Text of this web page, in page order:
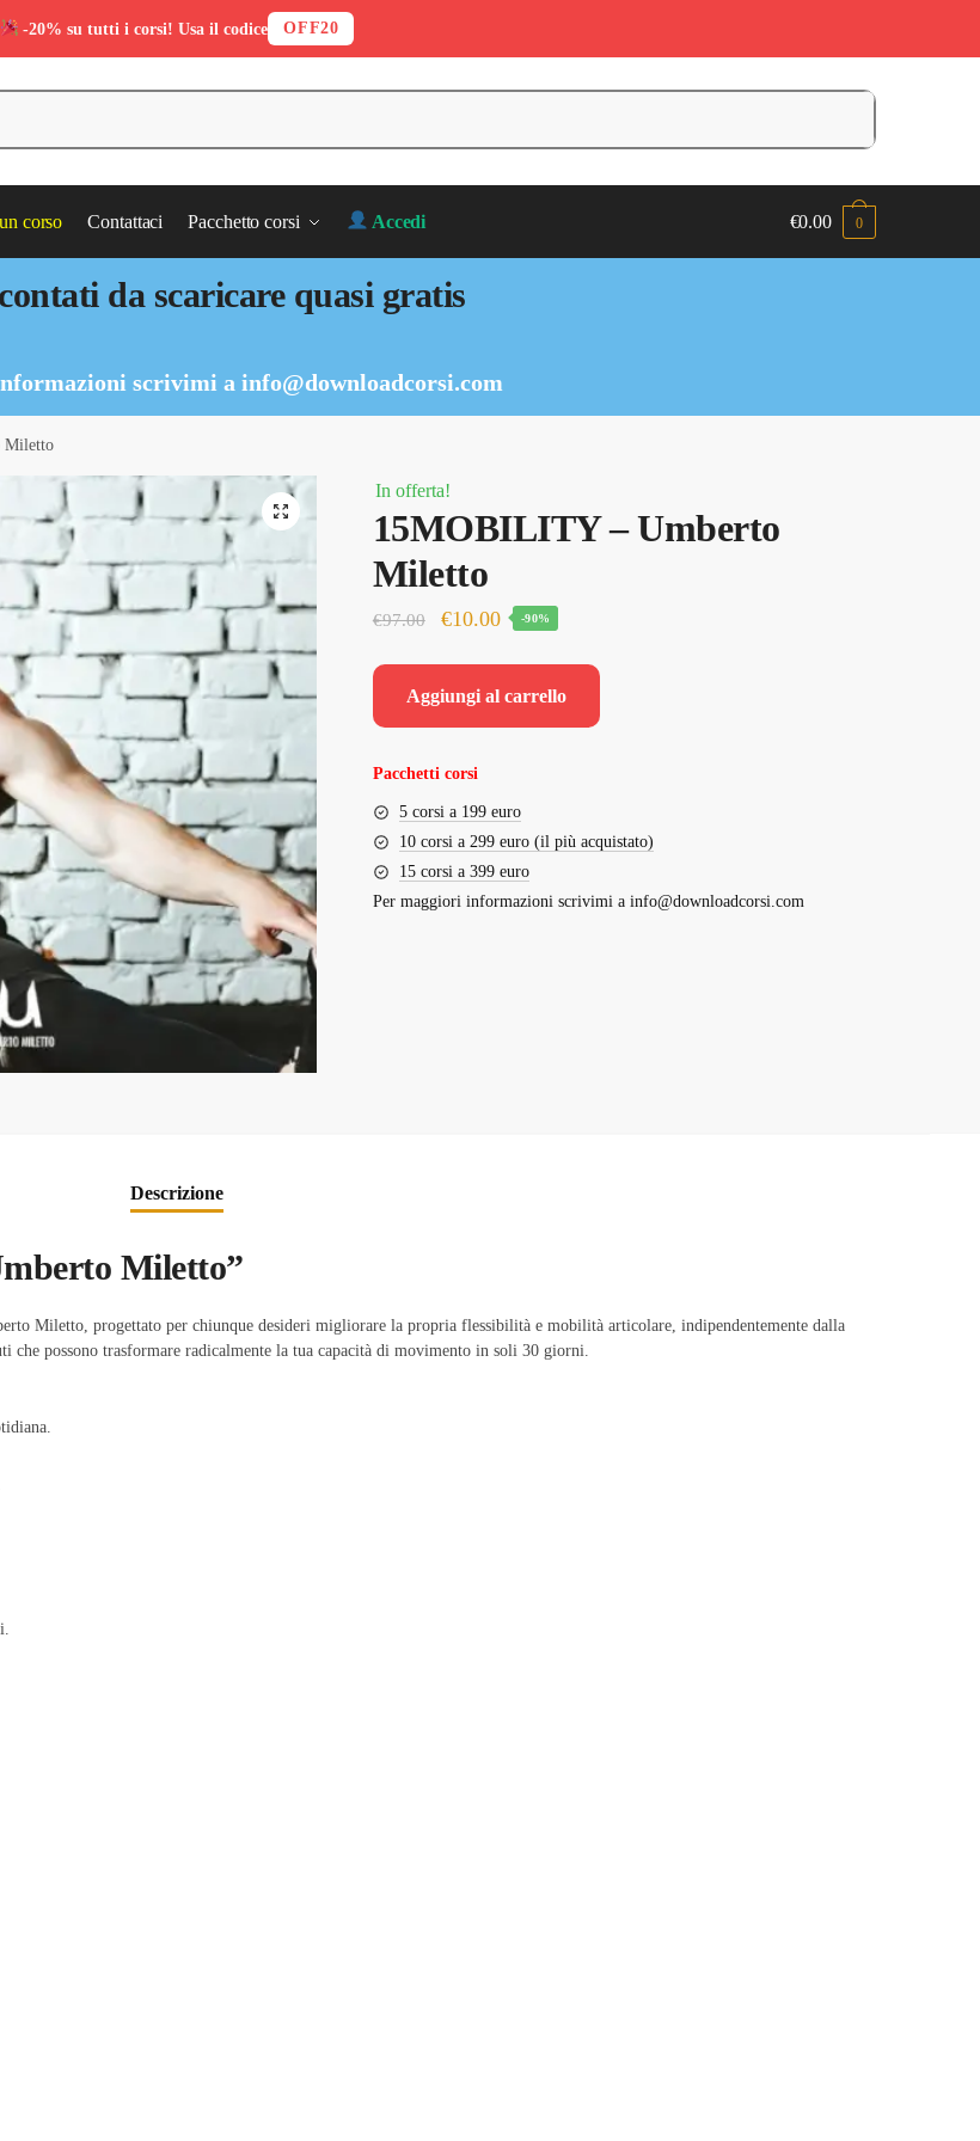
corso Contattaci Pacchetto corsi Accedi €0.00 0
da scaricare quasi gratis
scrivimi a info@downloadcorsi.com
Miletto
In offerta!
15MOBILITY – Umberto
Miletto
€97.00
Il
originale
€10.00Il
attuale
-90%
Aggiungi al carrello
Pacchetti corsi
5 corsi a 199 euro
10 corsi a 299 euro (il più acquistato)
15 corsi a 399 euro
Per maggiori informazioni scrivimi a info@downloadcorsi.com
Descrizione
Miletto”
Miletto, progettato per chiunque desideri migliorare la propria flessibilità e mobilità articolare, indipendentemente dalla
possono trasformare radicalmente la tua capacità di movimento in soli 30 giorni.
-20% su tutti i corsi! Usa il codice OFF20